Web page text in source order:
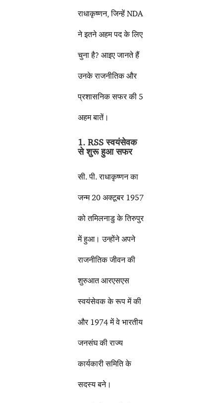
राधाकृष्णन, जिन्हें NDA
ने इतने अहम पद के लिए
चुना है? आइए जानते हैं
उनके राजनीतिक और
प्रशासनिक सफर की 5
अहम बातें।
1. RSS स्वयंसेवक
से शुरू हुआ सफर
सी. पी. राधाकृष्णन का
जन्म 20 अक्टूबर 1957
को तमिलनाडु के तिरुपुर
में हुआ। उन्होंने अपने
राजनीतिक जीवन की
शुरुआत आरएसएस
स्वयंसेवक के रूप में की
और 1974 में वे भारतीय
जनसंघ की राज्य
कार्यकारी समिति के
सदस्य बने।